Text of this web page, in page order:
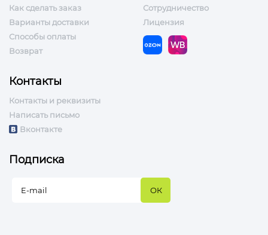
Как сделать заказ
Варианты доставки
Способы оплаты
Возврат
Сотрудничество
Лицензия
Контакты
Контакты и реквизиты
Написать письмо
Вконтакте
Подписка